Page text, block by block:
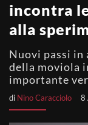
incontra
alla
Nuovi passi in
della moviola
importante
di Nino Caracciolo 8